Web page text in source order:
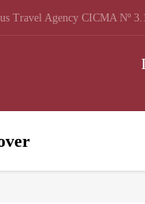
Travel Agency CICMA Nº